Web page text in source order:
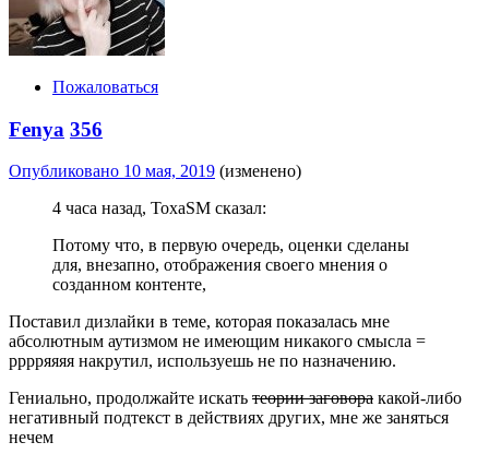
Пожаловаться
Fenya 356
Опубликовано 10 мая, 2019 (изменено)
4 часа назад, ToxaSM сказал:
Потому что, в первую очередь, оценки сделаны
для, внезапно, отображения своего мнения о
созданном контенте,
Поставил дизлайки в теме, которая показалась мне
абсолютным аутизмом не имеющим никакого смысла =
рррряяяя накрутил, используешь не по назначению.
Гениально, продолжайте искать теории заговора какой-либо
негативный подтекст в действиях других, мне же заняться
нечем